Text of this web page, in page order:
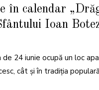
în calendar
Ioan
de 24 iunie ocupă un loc
cât și în tradiția